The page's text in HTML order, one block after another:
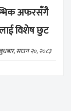
अफरसँगै
विशेष छुट
बुधबार, साउन २०, २०८३